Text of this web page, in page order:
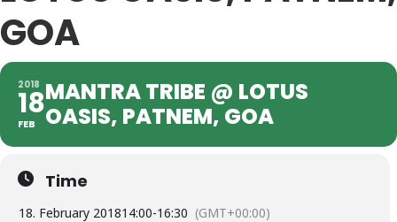
GOA
2018
18
FEB
MANTRA TRIBE @ LOTUS
OASIS, PATNEM, GOA
Time
18. February 201814:00-16:30 (GMT+00:00)